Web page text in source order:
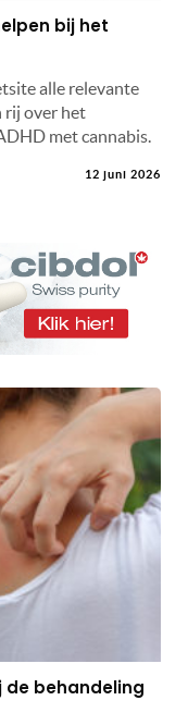
bij het
alle relevante
rij over het
met cannabis.
12 juni 2026
de behandeling